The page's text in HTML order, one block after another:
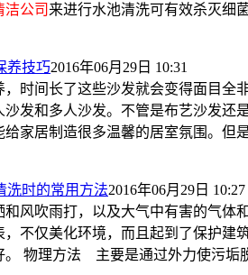
洁公司 来进行水池清洗可有效杀灭细
养技巧2016年06月29日 10:31
时间长了这些沙发就会变得面目全
发和多人沙发。不管是布艺沙发
家居制造很多温馨的居室氛围。但
洗时的常用方法2016年06月29日 10:27
风吹雨打，以及大气中有害的气
不仅美化环境，而且起到了保护
。 物理方法 主要是通过外力使污垢